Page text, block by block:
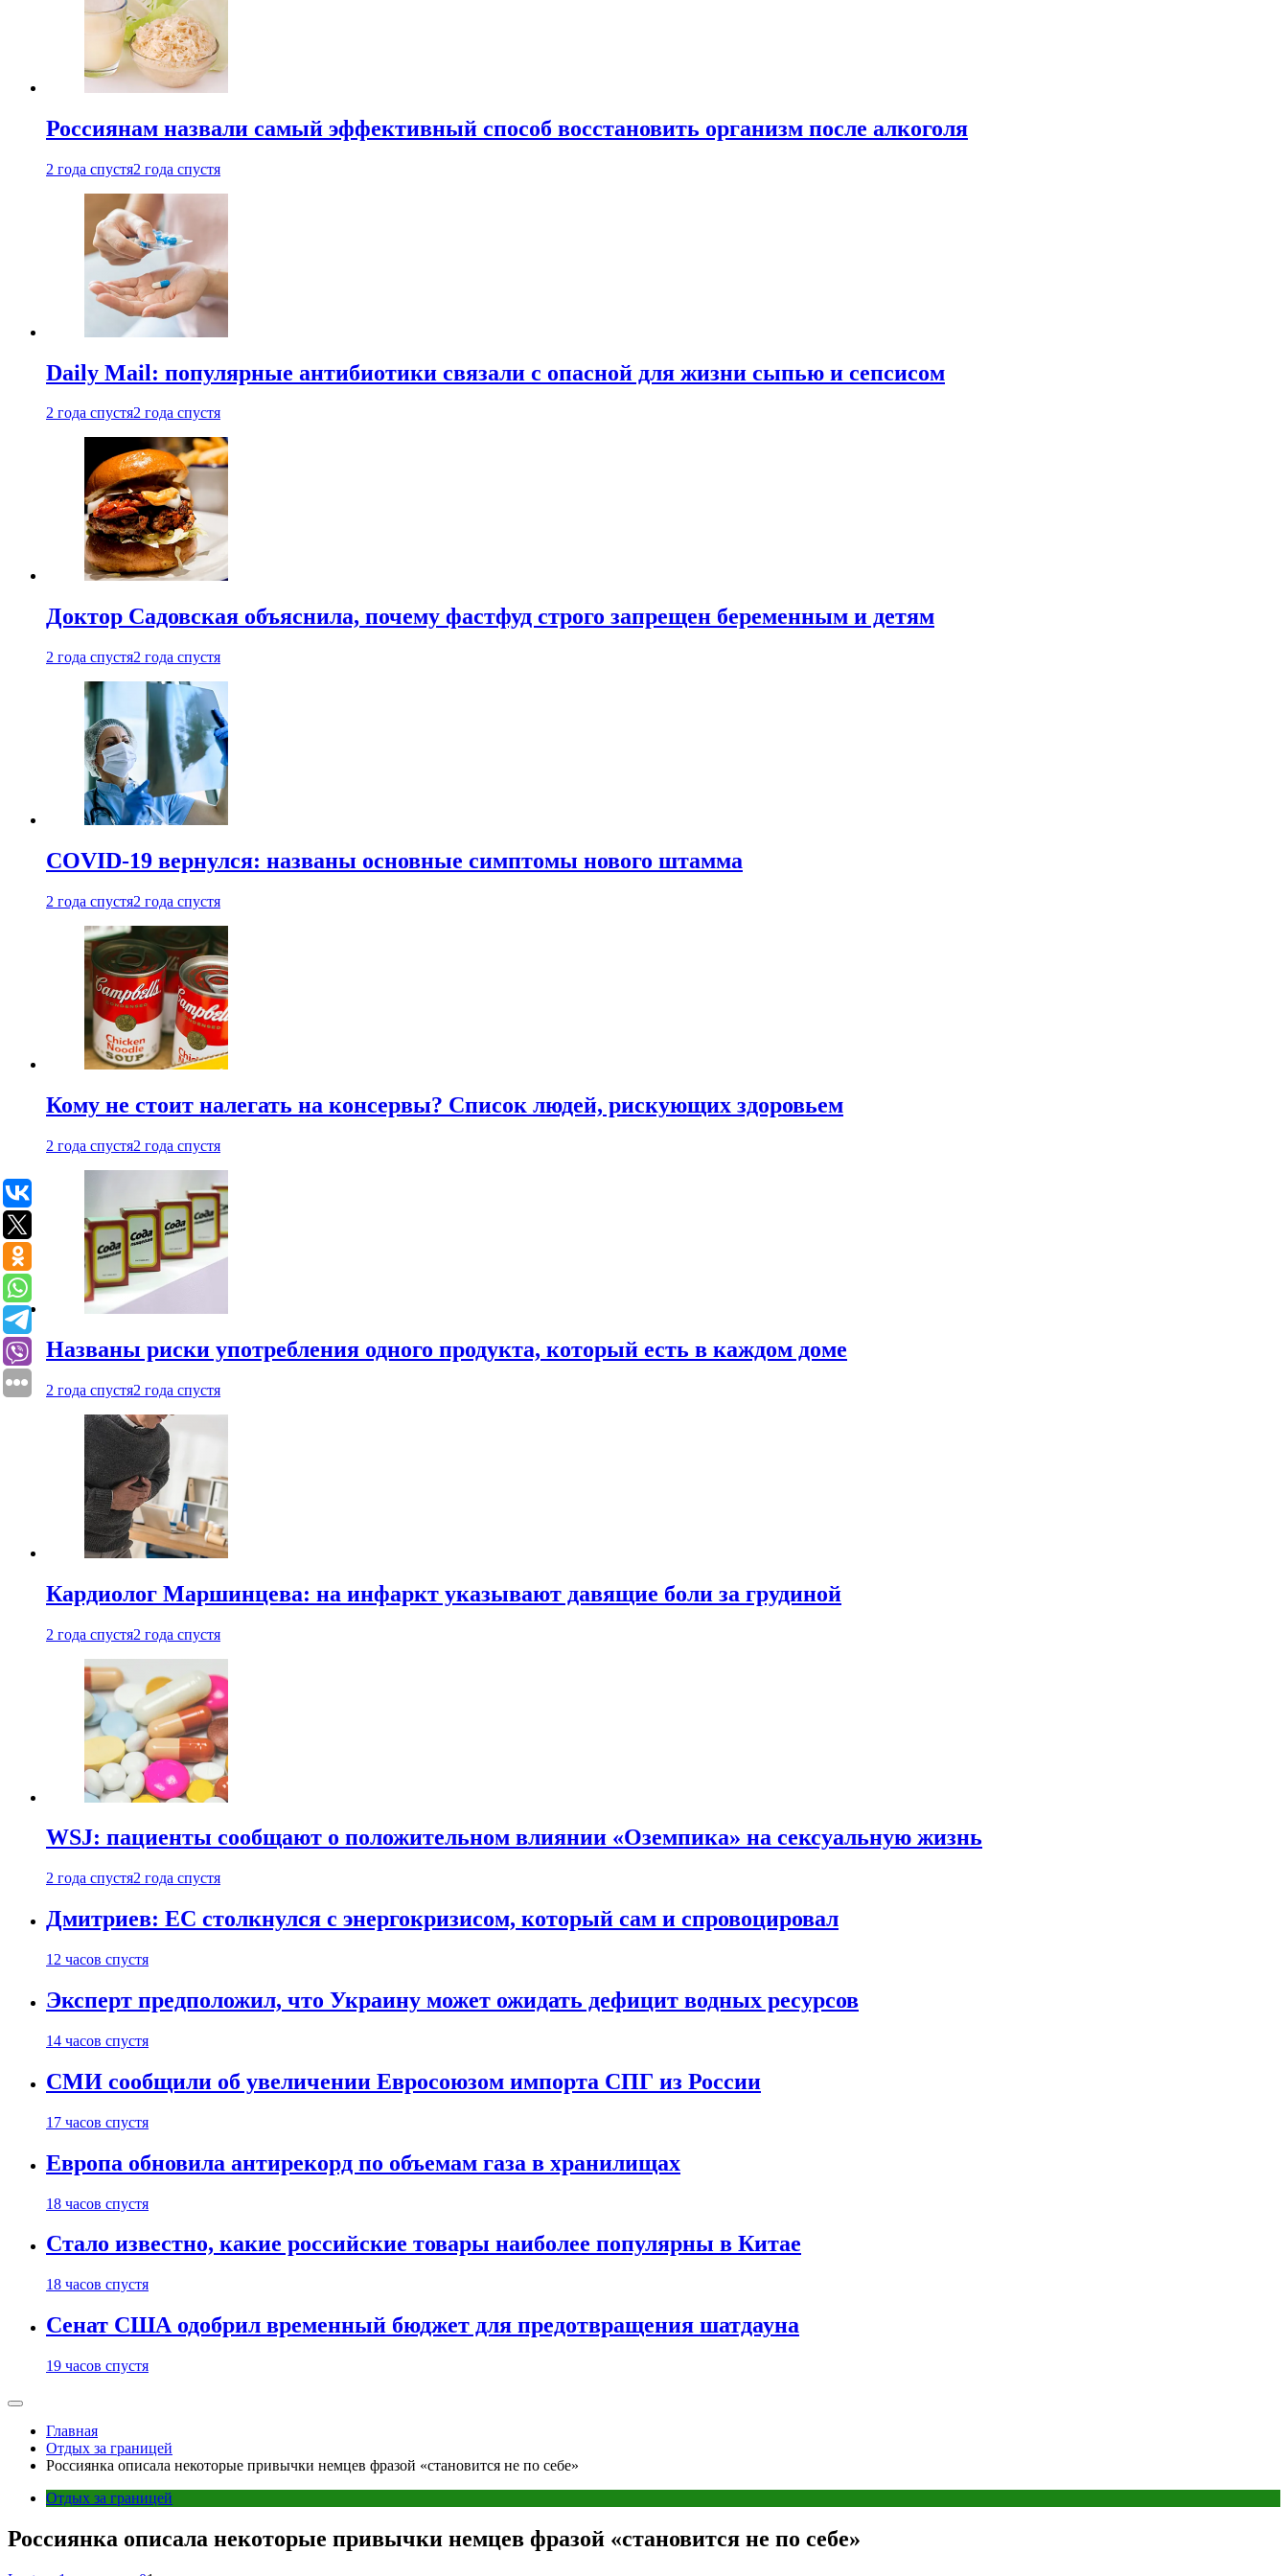
Россиянам назвали самый эффективный способ восстановить организм после алкоголя
2 года спустя2 года спустя
Daily Mail: популярные антибиотики связали с опасной для жизни сыпью и сепсисом
2 года спустя2 года спустя
Доктор Садовская объяснила, почему фастфуд строго запрещен беременным и детям
2 года спустя2 года спустя
COVID-19 вернулся: названы основные симптомы нового штамма
2 года спустя2 года спустя
Кому не стоит налегать на консервы? Список людей, рискующих здоровьем
2 года спустя2 года спустя
Названы риски употребления одного продукта, который есть в каждом доме
2 года спустя2 года спустя
Кардиолог Маршинцева: на инфаркт указывают давящие боли за грудиной
2 года спустя2 года спустя
WSJ: пациенты сообщают о положительном влиянии «Оземпика» на сексуальную жизнь
2 года спустя2 года спустя
Дмитриев: ЕС столкнулся с энергокризисом, который сам и спровоцировал
12 часов спустя
Эксперт предположил, что Украину может ожидать дефицит водных ресурсов
14 часов спустя
СМИ сообщили об увеличении Евросоюзом импорта СПГ из России
17 часов спустя
Европа обновила антирекорд по объемам газа в хранилищах
18 часов спустя
Стало известно, какие российские товары наиболее популярны в Китае
18 часов спустя
Сенат США одобрил временный бюджет для предотвращения шатдауна
19 часов спустя
Главная
Отдых за границей
Россиянка описала некоторые привычки немцев фразой «становится не по себе»
Отдых за границей
Россиянка описала некоторые привычки немцев фразой «становится не по себе»